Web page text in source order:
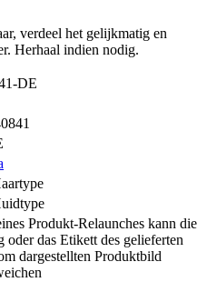
verdeel het gelijkmatig en
Herhaal indien nodig.
DE
Produkt-Relaunches kann die
oder das Etikett des gelieferten
dargestellten Produktbild